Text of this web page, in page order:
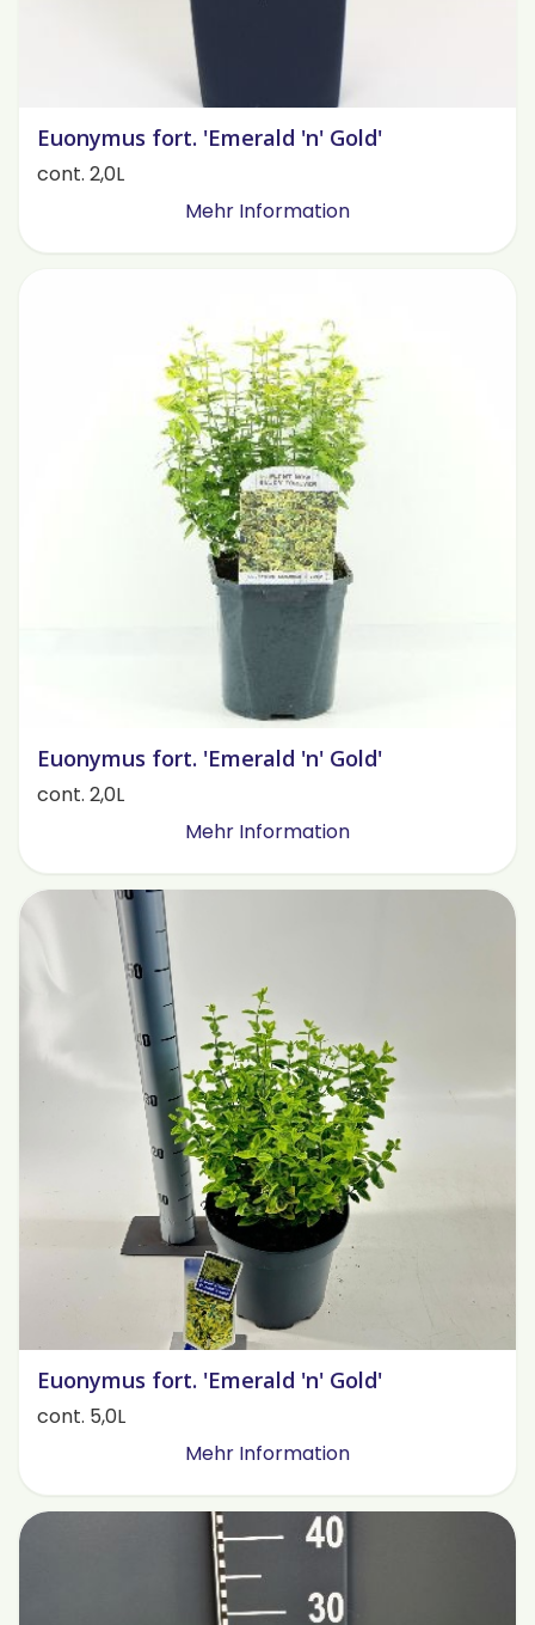
Euonymus fort. 'Emerald 'n' Gold'
cont. 2,0L
Mehr Information
Euonymus fort. 'Emerald 'n' Gold'
cont. 2,0L
Mehr Information
Euonymus fort. 'Emerald 'n' Gold'
cont. 5,0L
Mehr Information